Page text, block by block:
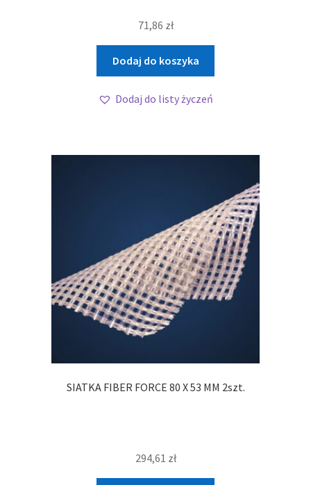
71,86 zł
Dodaj do koszyka
Dodaj do listy życzeń
SIATKA FIBER FORCE 80 X 53 MM 2szt.
294,61 zł